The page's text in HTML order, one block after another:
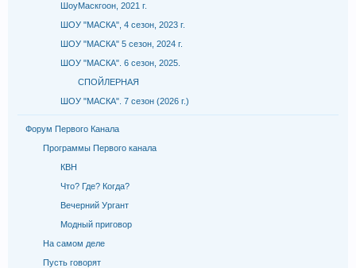
ШоуМаскгоон, 2021 г.
ШОУ "МАСКА", 4 сезон, 2023 г.
ШОУ "МАСКА" 5 сезон, 2024 г.
ШОУ "МАСКА". 6 сезон, 2025.
СПОЙЛЕРНАЯ
ШОУ "МАСКА". 7 сезон (2026 г.)
Форум Первого Канала
Программы Первого канала
КВН
Что? Где? Когда?
Вечерний Ургант
Модный приговор
На самом деле
Пусть говорят